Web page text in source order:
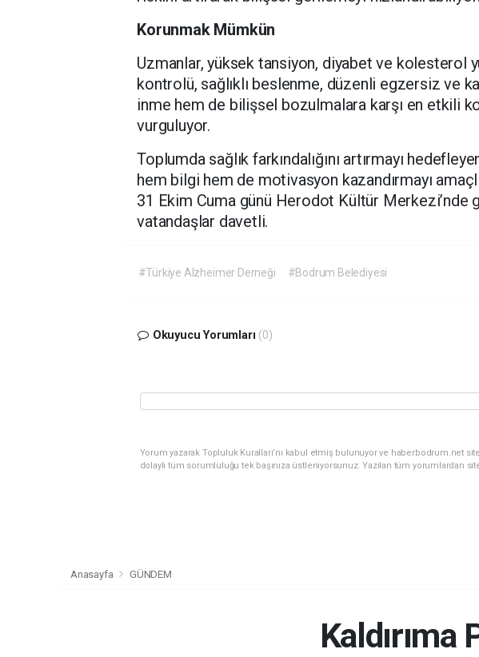
Korunmak Mümkün
Uzmanlar, yüksek tansiyon, diyabet ve kolesterol
kontrolü, sağlıklı beslenme, düzenli egzersiz ve
inme hem de bilişsel bozulmalara karşı en etkili
vurguluyor.
Toplumda sağlık farkındalığını artırmayı
hem bilgi hem de motivasyon kazandırmayı
31 Ekim Cuma günü Herodot Kültür
vatandaşlar davetli.
#Türkiye Alzheimer Derneği #Bodrum Belediyesi
Okuyucu Yorumları (0)
Yorum yazarak Topluluk Kuralları’nı kabul etmiş bulunuyor ve haberbodrum.net
dolaylı tüm sorumluluğu tek başınıza üstleniyorsunuz. Yazılan tüm yorumlardan
Anasayfa GÜNDEM